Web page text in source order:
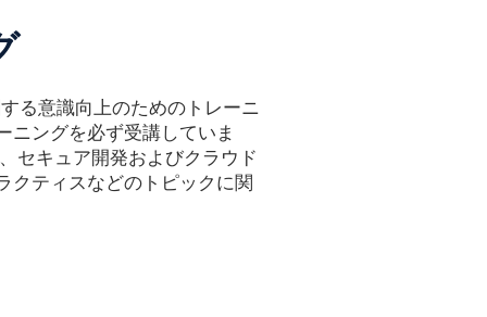
る意識向上のためのトレーニ
ニングを必ず受講していま
セキュア開発およびクラウド
クティスなどのトピックに関